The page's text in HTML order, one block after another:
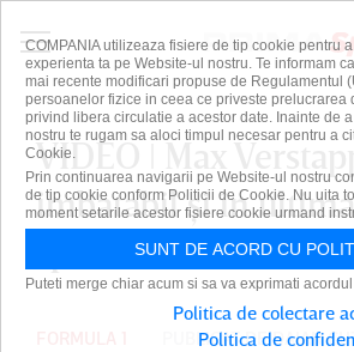
VIDEO ǀ Max
imbatabil şi în
sprint a sezonului
PUBLICAT DEDAIAN
COMPANIA utilizeaza fisiere de tip cookie pentru
experienta ta pe Website-ul nostru. Te informam
mai recente modificari propuse de Regulamentul
persoanelor fizice in ceea ce priveste prelucrarea
privind libera circulatie a acestor date. Inainte de
nostru te rugam sa aloci timpul necesar pentru a
Cookie.
Prin continuarea navigarii pe Website-ul nostru
de tip cookie conform Politicii de Cookie. Nu uita
moment setarile acestor fisiere cookie urmand
SUNT DE ACORD CU
Puteti merge chiar acum si sa va exprimati
Politica de colectare
Politica de